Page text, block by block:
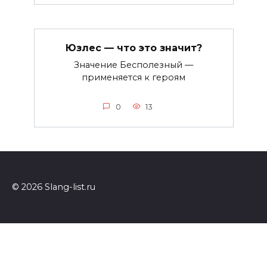
Юзлес — что это значит?
Значение Бесполезный —
применяется к героям
0 13
© 2026 Slang-list.ru